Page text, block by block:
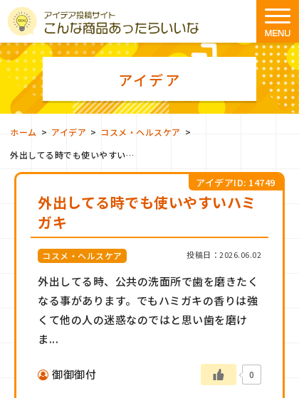
アイデア
ホーム > アイデア > コスメ・ヘルスケア >
外出してる時でも使いやすいハミガキ
外出してる時でも使いやすいハミ
ガキ
アイデアID: 14749
コスメ・ヘルスケア 投稿日：2026.06.02
外出してる時、公共の洗面所で歯を磨きたく
なる事があります。でもハミガキの香りは強
くて他の人の迷惑なのではと思い歯を磨け
ま...
御御御付 0